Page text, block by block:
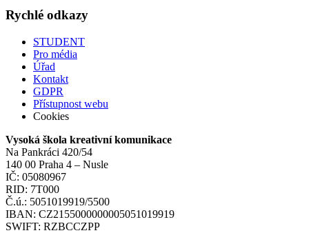
Rychlé odkazy
STUDENT
Pro média
Úřad
Kontakt
GDPR
Přístupnost webu
Cookies
Vysoká škola kreativní komunikace
Na Pankráci 420/54
140 00 Praha 4 – Nusle
IČ: 05080967
RID: 7T000
Č.ú.: 5051019919/5500
IBAN: CZ2155000000005051019919
SWIFT: RZBCCZPP